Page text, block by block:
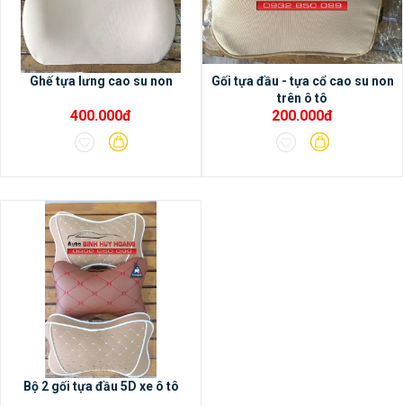
Ghế tựa lưng cao su non
400.000đ
Gối tựa đầu - tựa cổ cao su non
trên ô tô
200.000đ
Bộ 2 gối tựa đầu 5D xe ô tô